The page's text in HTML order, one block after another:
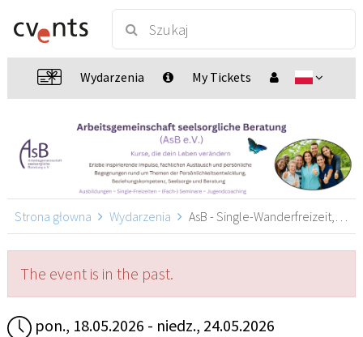
Wydarzenia My Tickets
Strona głowna Wydarzenia AsB - Single-Wanderfreizeit, Karlsbad
The event is in the past.
pon., 18.05.2026 - niedz., 24.05.2026